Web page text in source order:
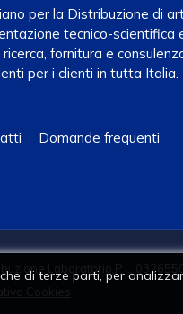
per la Distribuzione di
tecnico-scientifica
fornitura e
per i clienti in tutta Italia.
Domande frequenti
di terze parti, per
Laboratorio P.I.: